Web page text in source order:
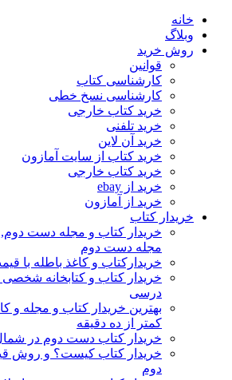
خانه
وبلاگ
روش خرید
قوانین
کارشناسی کتاب
کارشناسی نسخ خطی
خرید کتاب خارجی
خرید تلفنی
خرید آن لاین
خرید کتاب از سایت آمازون
خرید کتاب خارجی
خرید از ebay
خرید از آمازون
خریدار کتاب
خریدار کتاب و مجله دست
مجله دست دوم
خریدارکتاب و کاغذ باطله با
خریدار کتاب و کتابخانه
درسی
بهترین خریدار کتاب و مجله و
کمتر از ده دقیقه
خریدار کتاب دست دوم در
خریدار کتاب کیست؟ و روش
دوم